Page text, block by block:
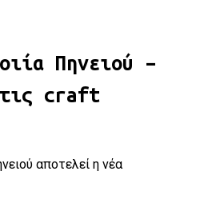
Πηνειού –
τις craft
αποτελεί η νέα